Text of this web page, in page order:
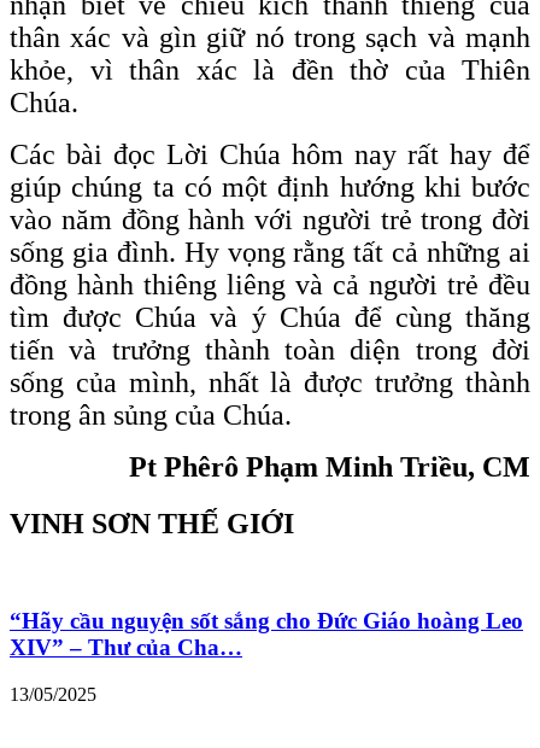
thân xác và gìn giữ nó trong sạch và mạnh
khỏe, vì thân xác là đền thờ của Thiên
Chúa.
Các bài đọc Lời Chúa hôm nay rất hay để
giúp chúng ta có một định hướng khi bước
vào năm đồng hành với người trẻ trong đời
sống gia đình. Hy vọng rằng tất cả những ai
đồng hành thiêng liêng và cả người trẻ đều
tìm được Chúa và ý Chúa để cùng thăng
tiến và trưởng thành toàn diện trong đời
sống của mình, nhất là được trưởng thành
trong ân sủng của Chúa.
Pt Phêrô Phạm Minh Triều, CM
VINH SƠN THẾ GIỚI
“Hãy cầu nguyện sốt sắng cho Đức Giáo hoàng Leo
XIV” – Thư của Cha…
13/05/2025